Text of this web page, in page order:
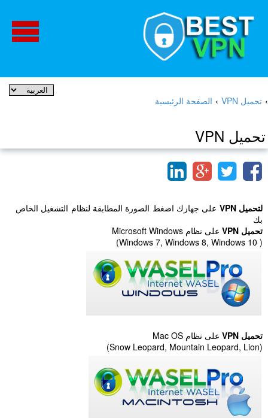
الصفحة الرئيسية › تحميل VPN ›
تحميل VPN
لتحميلVPN على جهازك اضغط الصورة المطابقة لنظام التشغيل الخاص
بك
تحميل VPNعلى نظام Microsoft Windows
( Windows 7, Windows 8, Windows 10)
تحميل VPN على نظام Mac OS
(Snow Leopard, Mountain Leopard, Lion)